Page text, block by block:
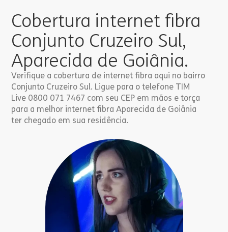
Cobertura internet fibra
Conjunto Cruzeiro Sul,
Aparecida de Goiânia.
Verifique a cobertura de internet fibra aqui no bairro
Conjunto Cruzeiro Sul. Ligue para o telefone TIM
Live 0800 071 7467 com seu CEP em mãos e torça
para a melhor internet fibra Aparecida de Goiânia
ter chegado em sua residência.